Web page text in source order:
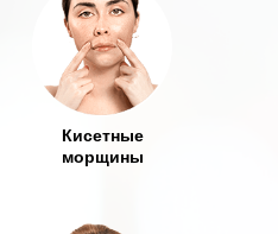
Кисетные
морщины